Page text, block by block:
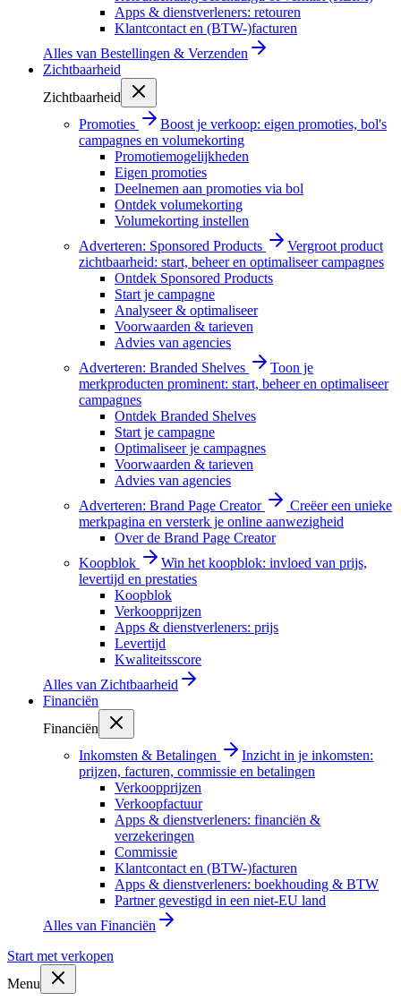
Apps & dienstverleners: retouren
Klantcontact en (BTW-)facturen
Alles van Bestellingen & Verzenden
Zichtbaarheid
Zichtbaarheid
Promoties
Boost je verkoop: eigen promoties, bol's
campagnes en volumekorting
Promotiemogelijkheden
Eigen promoties
Deelnemen aan promoties via bol
Ontdek volumekorting
Volumekorting instellen
Adverteren: Sponsored Products
Vergroot product
zichtbaarheid: start, beheer en optimaliseer campagnes
Ontdek Sponsored Products
Start je campagne
Analyseer & optimaliseer
Voorwaarden & tarieven
Advies van agencies
Adverteren: Branded Shelves
Toon je
merkproducten prominent: start, beheer en optimaliseer
campagnes
Ontdek Branded Shelves
Start je campagne
Optimaliseer je campagnes
Voorwaarden & tarieven
Advies van agencies
Adverteren: Brand Page Creator
Creëer een unieke
merkpagina en versterk je online aanwezigheid
Over de Brand Page Creator
Koopblok
Win het koopblok: invloed van prijs,
levertijd en prestaties
Koopblok
Verkoopprijzen
Apps & dienstverleners: prijs
Levertijd
Kwaliteitsscore
Alles van Zichtbaarheid
Financiën
Financiën
Inkomsten & Betalingen
Inzicht in je inkomsten:
prijzen, facturen, commissie en betalingen
Verkoopprijzen
Verkoopfactuur
Apps & dienstverleners: financiën &
verzekeringen
Commissie
Klantcontact en (BTW-)facturen
Apps & dienstverleners: boekhouding & BTW
Partner gevestigd in een niet-EU land
Alles van Financiën
Start met verkopen
Menu